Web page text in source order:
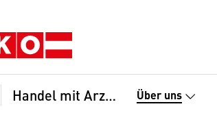
Handel mit Arzneimitteln, Drogerie- und Parfümeriewaren sowie Chemikalien und Farben, Bundesgremium Über uns